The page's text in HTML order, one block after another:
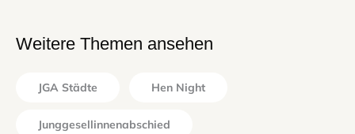
Weitere Themen ansehen
JGA Städte Hen Night
Junggesellinnenabschied